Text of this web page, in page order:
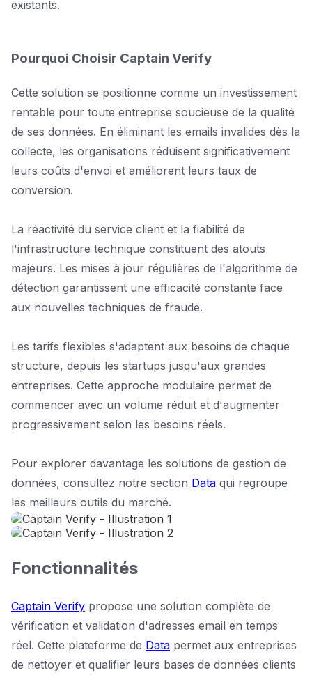
existants.
Pourquoi Choisir Captain Verify
Cette solution se positionne comme un investissement
rentable pour toute entreprise soucieuse de la qualité
de ses données. En éliminant les emails invalides dès la
collecte, les organisations réduisent significativement
leurs coûts d'envoi et améliorent leurs taux de
conversion.
La réactivité du service client et la fiabilité de
l'infrastructure technique constituent des atouts
majeurs. Les mises à jour régulières de l'algorithme de
détection garantissent une efficacité constante face
aux nouvelles techniques de fraude.
Les tarifs flexibles s'adaptent aux besoins de chaque
structure, depuis les startups jusqu'aux grandes
entreprises. Cette approche modulaire permet de
commencer avec un volume réduit et d'augmenter
progressivement selon les besoins réels.
Pour explorer davantage les solutions de gestion de
données, consultez notre section Data qui regroupe
les meilleurs outils du marché.
Fonctionnalités
Captain Verify propose une solution complète de
vérification et validation d'adresses email en temps
réel. Cette plateforme de Data permet aux entreprises
de nettoyer et qualifier leurs bases de données clients